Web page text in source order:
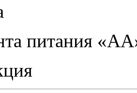
питания